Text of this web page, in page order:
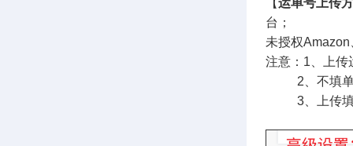
【运单号上传
台；
未授权
注意：1、上传
2、不填
3、上传